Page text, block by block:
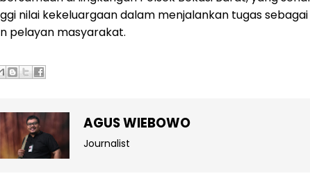
nilai kekeluargaan dalam menjalankan tugas
pelayan masyarakat.
AGUS WIEBOWO
Journalist